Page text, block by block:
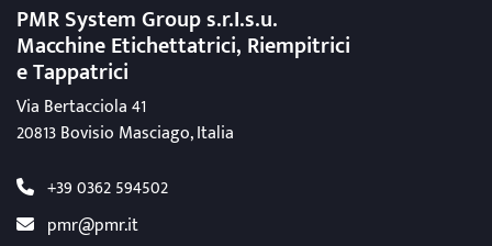
PMR System Group s.r.I.s.u.
Macchine Etichettatrici, Riempitrici
e Tappatrici
Via Bertacciola 41
20813 Bovisio Masciago, Italia
+39 0362 594502
pmr@pmr.it